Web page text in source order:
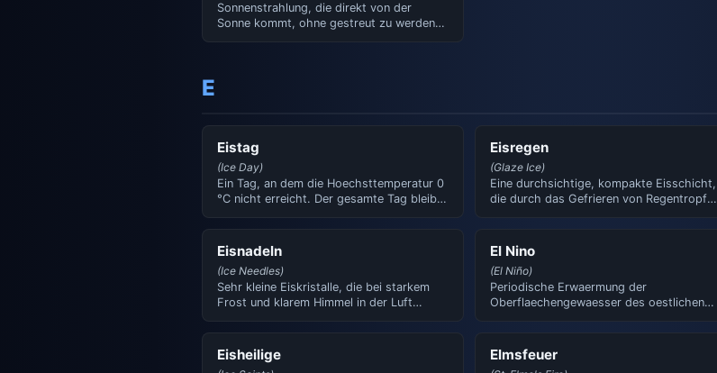
Sonnenstrahlung, die direkt von der
Sonne kommt, ohne gestreut zu werden.
E
Eistag
(Ice Day)
Ein Tag, an dem die Hoechsttemperatur 0
°C nicht erreicht. Der gesamte Tag bleibt
Eisregen
(Glaze Ice)
Eine durchsichtige, kompakte Eisschicht,
die durch das Gefrieren von Regentropfen
Eisnadeln
(Ice Needles)
Sehr kleine Eiskristalle, die bei starkem
Frost und klarem Himmel in der Luft
El Nino
(El Niño)
Periodische Erwaermung der
Oberflaechengewaesser des oestlichen
Eisheilige Elmsfeuer